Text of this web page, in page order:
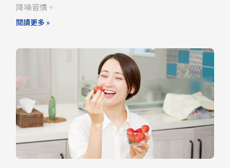
降噪習慣。
閱讀更多 »